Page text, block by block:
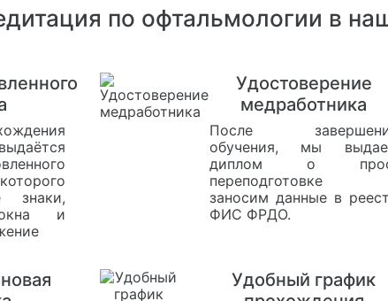
по офтальмологии в
знаки,
и
Удостоверение
медработника
После
обучения, мы
диплом о
переподготовке
заносим данные в
ФИС ФРДО.
Удобный график